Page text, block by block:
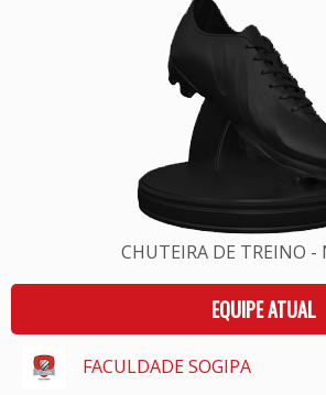
CHUTEIRA DE TREINO -
EQUIPE ATUAL
FACULDADE SOGIPA